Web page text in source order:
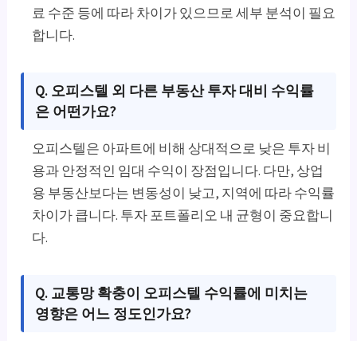
료 수준 등에 따라 차이가 있으므로 세부 분석이 필요
합니다.
Q. 오피스텔 외 다른 부동산 투자 대비 수익률
은 어떤가요?
오피스텔은 아파트에 비해 상대적으로 낮은 투자 비
용과 안정적인 임대 수익이 장점입니다. 다만, 상업
용 부동산보다는 변동성이 낮고, 지역에 따라 수익률
차이가 큽니다. 투자 포트폴리오 내 균형이 중요합니
다.
Q. 교통망 확충이 오피스텔 수익률에 미치는
영향은 어느 정도인가요?